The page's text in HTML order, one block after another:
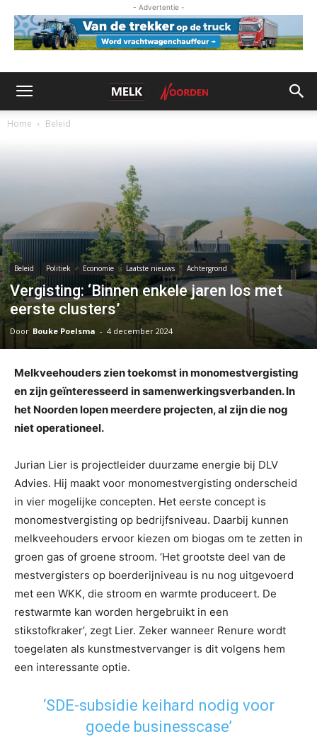
- Advertentie -
Home Beleid
Beleid Politiek Economie Laatste nieuws Achtergrond
Vergisting: ‘Binnen enkele jaren los met
eerste clusters’
Door Bouke Poelsma - 4 december 2024
Melkveehouders zien toekomst in monomestvergisting
en zijn geïnteresseerd in samenwerkingsverbanden. In
het Noorden lopen meerdere projecten, al zijn die nog
niet operationeel.
Jurian Lier is projectleider duurzame energie bij DLV
Advies. Hij maakt voor monomestvergisting onderscheid
in vier mogelijke concepten. Het eerste concept is
monomestvergisting op bedrijfsniveau. Daarbij kunnen
melkveehouders ervoor kiezen om biogas om te zetten in
groen gas of groene stroom. ‘Het grootste deel van de
mestvergisters op boerderijniveau is nu nog uitgevoerd
met een WKK, die stroom en warmte produceert. De
restwarmte kan worden hergebruikt in een
stikstofkraker’, zegt Lier. Zeker wanneer Renure wordt
toegelaten als kunstmestvervanger is dit volgens hem
een interessante optie.
‘SDE-subsidie keihard nodig voor
goede businesscase’